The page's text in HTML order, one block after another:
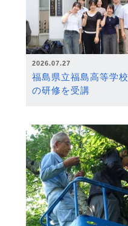
2026.07.27
福島県立福島高等学
の研修を受講